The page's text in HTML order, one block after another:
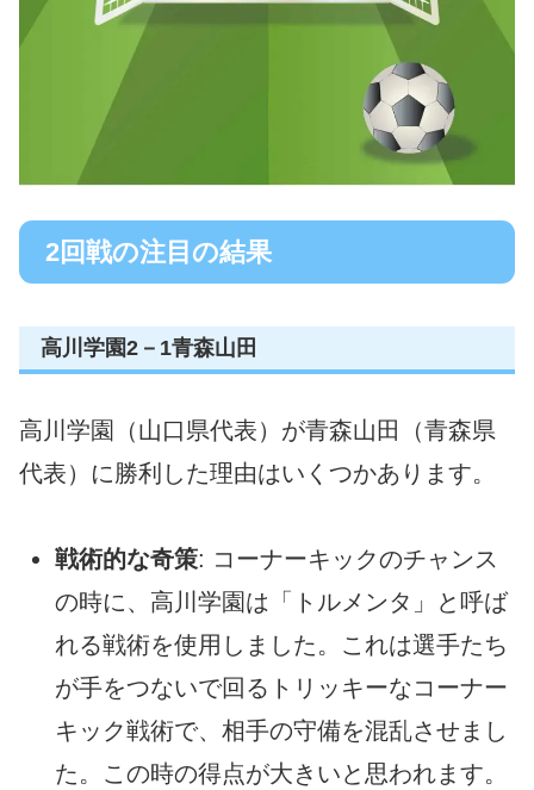
2回戦の注目の結果
高川学園2－1青森山田
高川学園（山口県代表）が青森山田（青森県
代表）に勝利した理由はいくつかあります。
戦術的な奇策: コーナーキックのチャンス
の時に、高川学園は「トルメンタ」と呼ば
れる戦術を使用しました。これは選手たち
が手をつないで回るトリッキーなコーナー
キック戦術で、相手の守備を混乱させまし
た。この時の得点が大きいと思われます。